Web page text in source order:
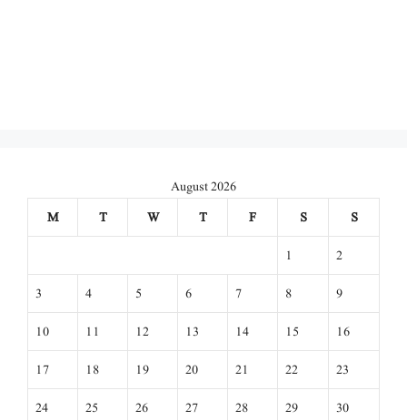
August 2026
M
T W T F S
S
1
2
3
4 5 6 7 8
9
10
11 12 13 14 15
16
17
18 19 20 21 22
23
24
25 26 27 28 29
30